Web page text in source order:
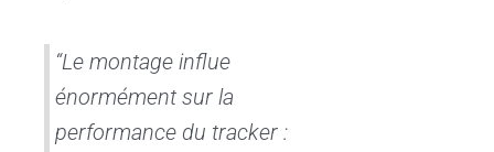
“Le montage influe
énormément sur la
performance du tracker :